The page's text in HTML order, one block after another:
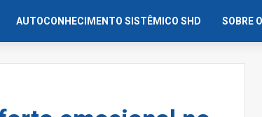
AUTOCONHECIMENTO SISTÊMICO SHD SOBRE